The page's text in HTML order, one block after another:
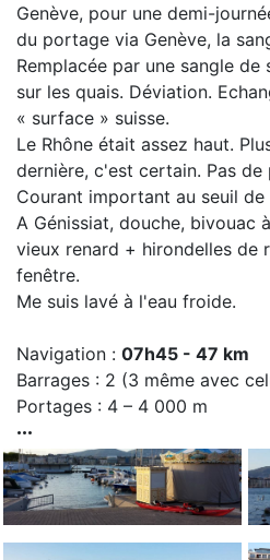
Genève, pour une demi-
du portage via Genève, la
Remplacée par une sangle de
sur les quais. Déviation.
« surface » suisse.
Le Rhône était assez haut.
dernière, c'est certain. Pas
Courant important au seuil de
A Génissiat, douche, bivouac
vieux renard + hirondelles de
fenêtre.
Me suis lavé à l'eau froide.
Navigation : 07h45 - 47 km
Barrages : 2 (3 même avec
Portages : 4 – 4 000 m